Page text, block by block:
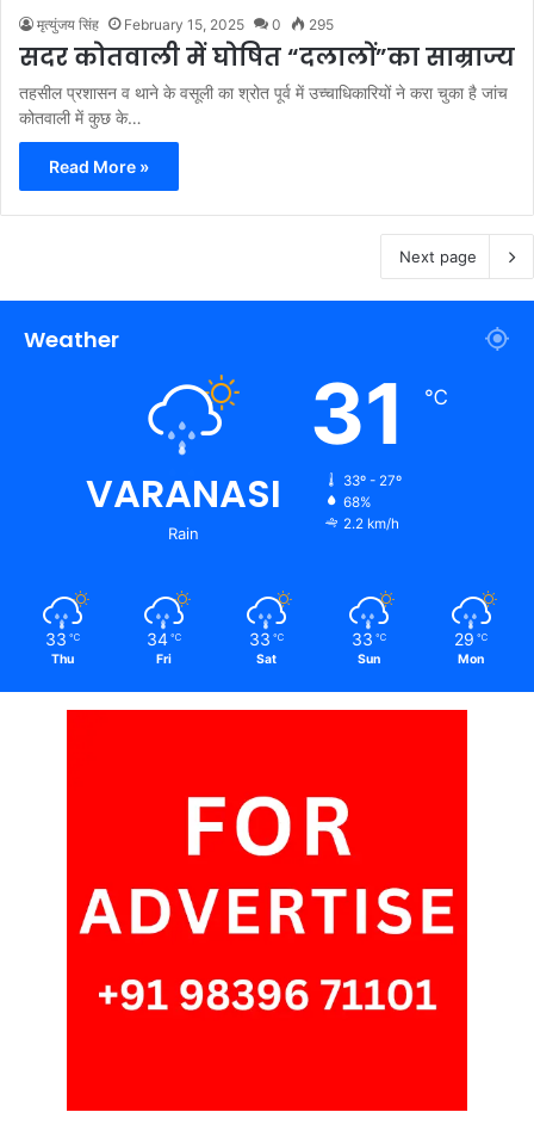
मृत्युंजय सिंह February 15, 2025 0 295
सदर कोतवाली में घोषित “दलालों”का साम्राज्य
तहसील प्रशासन व थाने के वसूली का श्रोत पूर्व में उच्चाधिकारियों ने करा चुका है जांच
कोतवाली में कुछ के…
Read More »
Next page
Weather
VARANASI
Rain
31 ℃
33º - 27º
68%
2.2 km/h
33 ℃
Thu
34 ℃
Fri
33 ℃
Sat
33 ℃
Sun
29 ℃
Mon